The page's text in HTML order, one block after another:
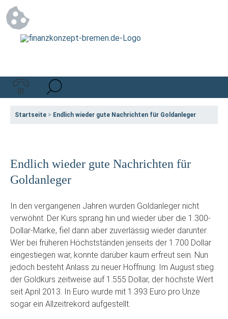
Startseite > Endlich wieder gute Nachrichten für Goldanleger
Endlich wieder gute Nachrichten für
Goldanleger
In den vergangenen Jahren wurden Goldanleger nicht
verwöhnt. Der Kurs sprang hin und wieder über die 1.300-
Dollar-Marke, fiel dann aber zuverlässig wieder darunter.
Wer bei früheren Höchstständen jenseits der 1.700 Dollar
eingestiegen war, konnte darüber kaum erfreut sein. Nun
jedoch besteht Anlass zu neuer Hoffnung: Im August stieg
der Goldkurs zeitweise auf 1.555 Dollar, der höchste Wert
seit April 2013. In Euro wurde mit 1.393 Euro pro Unze
sogar ein Allzeitrekord aufgestellt.